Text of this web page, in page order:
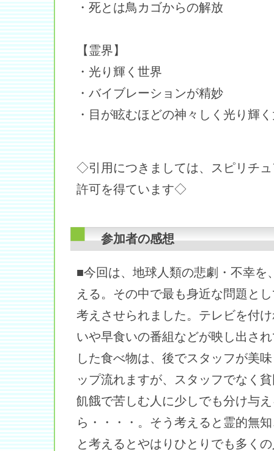
・死とは鳥カゴからの解放
【霊界】
・光り輝く世界
・バイブレーションが精妙
・目が眩むほどの神々しく光り輝
◇引用につきましては、スピリチ
許可を得ています◇
参加者の感想
■今回は、地球人類の悲劇・不幸を
える。その中で最も身近な問題と
考えさせられました。テレビを付
いや早食いの番組などが映し出さ
した食べ物は、後でスタッフが美
ップ流れますが、スタッフでなく
飢餓で苦しむ人に少しでも分け与
ら・・・・。そう考えると霊的無
と考えるとやはりひとりでも多く